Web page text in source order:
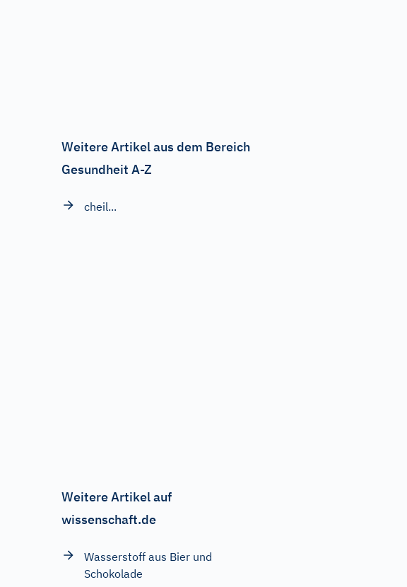
Weitere Artikel aus dem Bereich
Gesundheit A-Z
cheil...
Weitere Artikel auf
wissenschaft.de
Wasserstoff aus Bier und
Schokolade